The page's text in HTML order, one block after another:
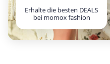
Erhalte die besten DEALS
bei momox fashion